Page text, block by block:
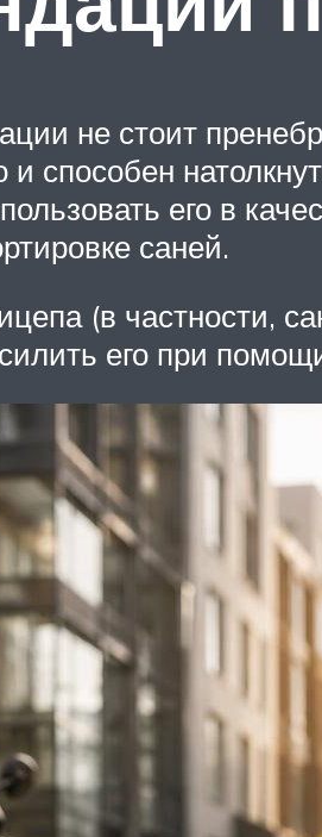
не стоит
и способен
его в
саней.
(в частности,
его при